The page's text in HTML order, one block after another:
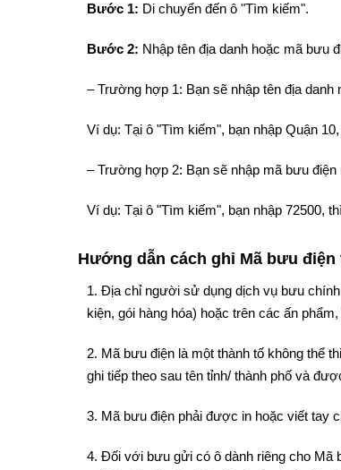
Bước 1: Di chuyển đến ô "Tìm kiếm".
Bước 2: Nhập tên địa danh hoặc mã bưu
– Trường hợp 1: Bạn sẽ nhập tên địa
Ví dụ: Tại ô "Tìm kiếm", bạn nhập Quận
– Trường hợp 2: Bạn sẽ nhập mã bưu
Ví dụ: Tại ô "Tìm kiếm", bạn nhập 72500,
Hướng dẫn cách ghi Mã bưu
1. Địa chỉ người sử dụng dịch vụ bưu
kiện, gói hàng hóa) hoặc trên các ấn phẩm,
2. Mã bưu điện là một thành tố không thể
ghi tiếp theo sau tên tỉnh/ thành phố và
3. Mã bưu điện phải được in hoặc viết tay
4. Đối với bưu gửi có ô dành riêng cho Mã